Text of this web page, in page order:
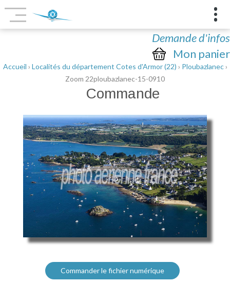
Demande d'infos
Mon panier
Accueil › Localités du département Cotes d'Armor (22) › Ploubazlanec›
Zoom 22ploubazlanec-15-0910
Commande
Commander le fichier numérique